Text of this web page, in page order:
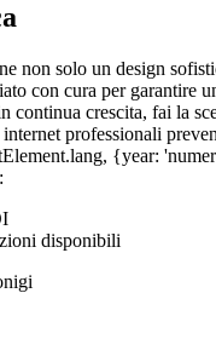
non solo un design
con cura per
continua crescita, fai la
disponibili